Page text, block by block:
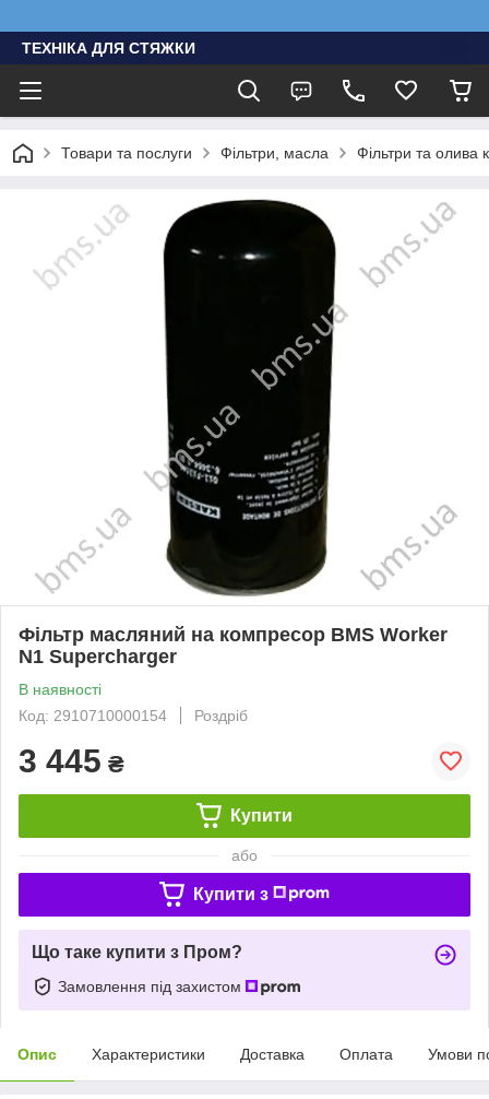
ТЕХНІКА ДЛЯ СТЯЖКИ
Товари та послуги Фільтри, масла Фільтри та олива
Фільтр масляний на компресор BMS Worker
N1 Supercharger
В наявності
Код: 2910710000154
Роздріб
3 445 ₴
Купити
або
Купити з
Що таке купити з Пром?
Замовлення під захистом
Опис Характеристики Доставка Оплата Умови